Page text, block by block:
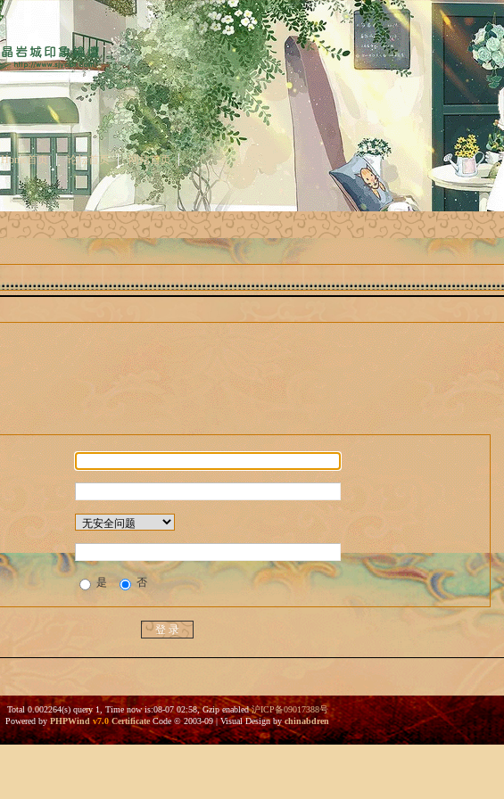
Home首页 论坛首页 网站首页
是 否
Total 0.002264(s) query 1, Time now is:08-07 02:58, Gzip enabled 沪ICP备09017388号
Powered byPHPWind v7.0 CertificateCode © 2003-09 | Visual Design bychinabdren